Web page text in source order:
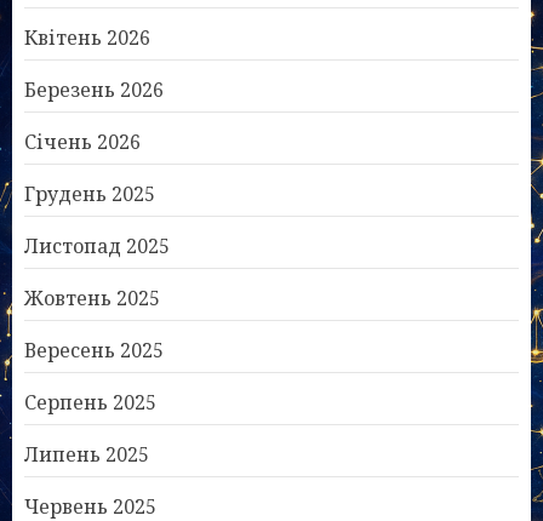
Квітень 2026
Березень 2026
Січень 2026
Грудень 2025
Листопад 2025
Жовтень 2025
Вересень 2025
Серпень 2025
Липень 2025
Червень 2025